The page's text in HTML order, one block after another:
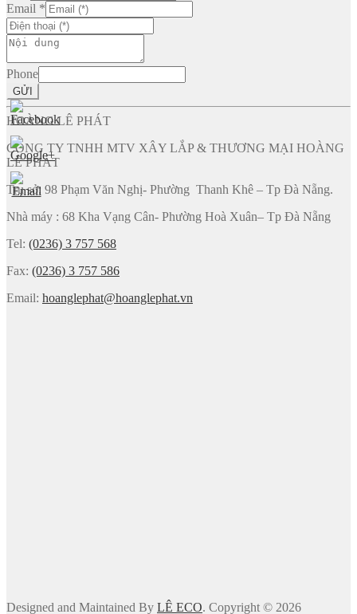
Email *
Phone
GỬI
HOÀNG LÊ PHÁT
CÔNG TY TNHH MTV XÂY LẮP & THƯƠNG MẠI HOÀNG
LÊ PHÁT
Trụ sở: 98 Phạm Văn Nghị- Phường Thanh Khê – Tp Đà Nẵng.
Nhà máy : 68 Kha Vạng Cân- Phường Hoà Xuân– Tp Đà Nẵng
Tel: (0236) 3 757 568
Fax: (0236) 3 757 586
Email: hoanglephat@hoanglephat.vn
Designed and Maintained By LÊ ECO. Copyright © 2026